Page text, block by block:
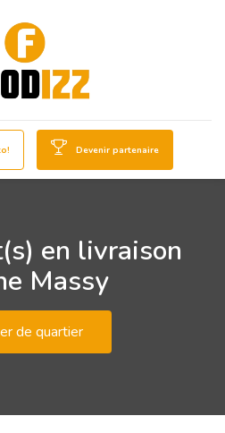
Devenir partenaire
en livraison
Massy
de quartier